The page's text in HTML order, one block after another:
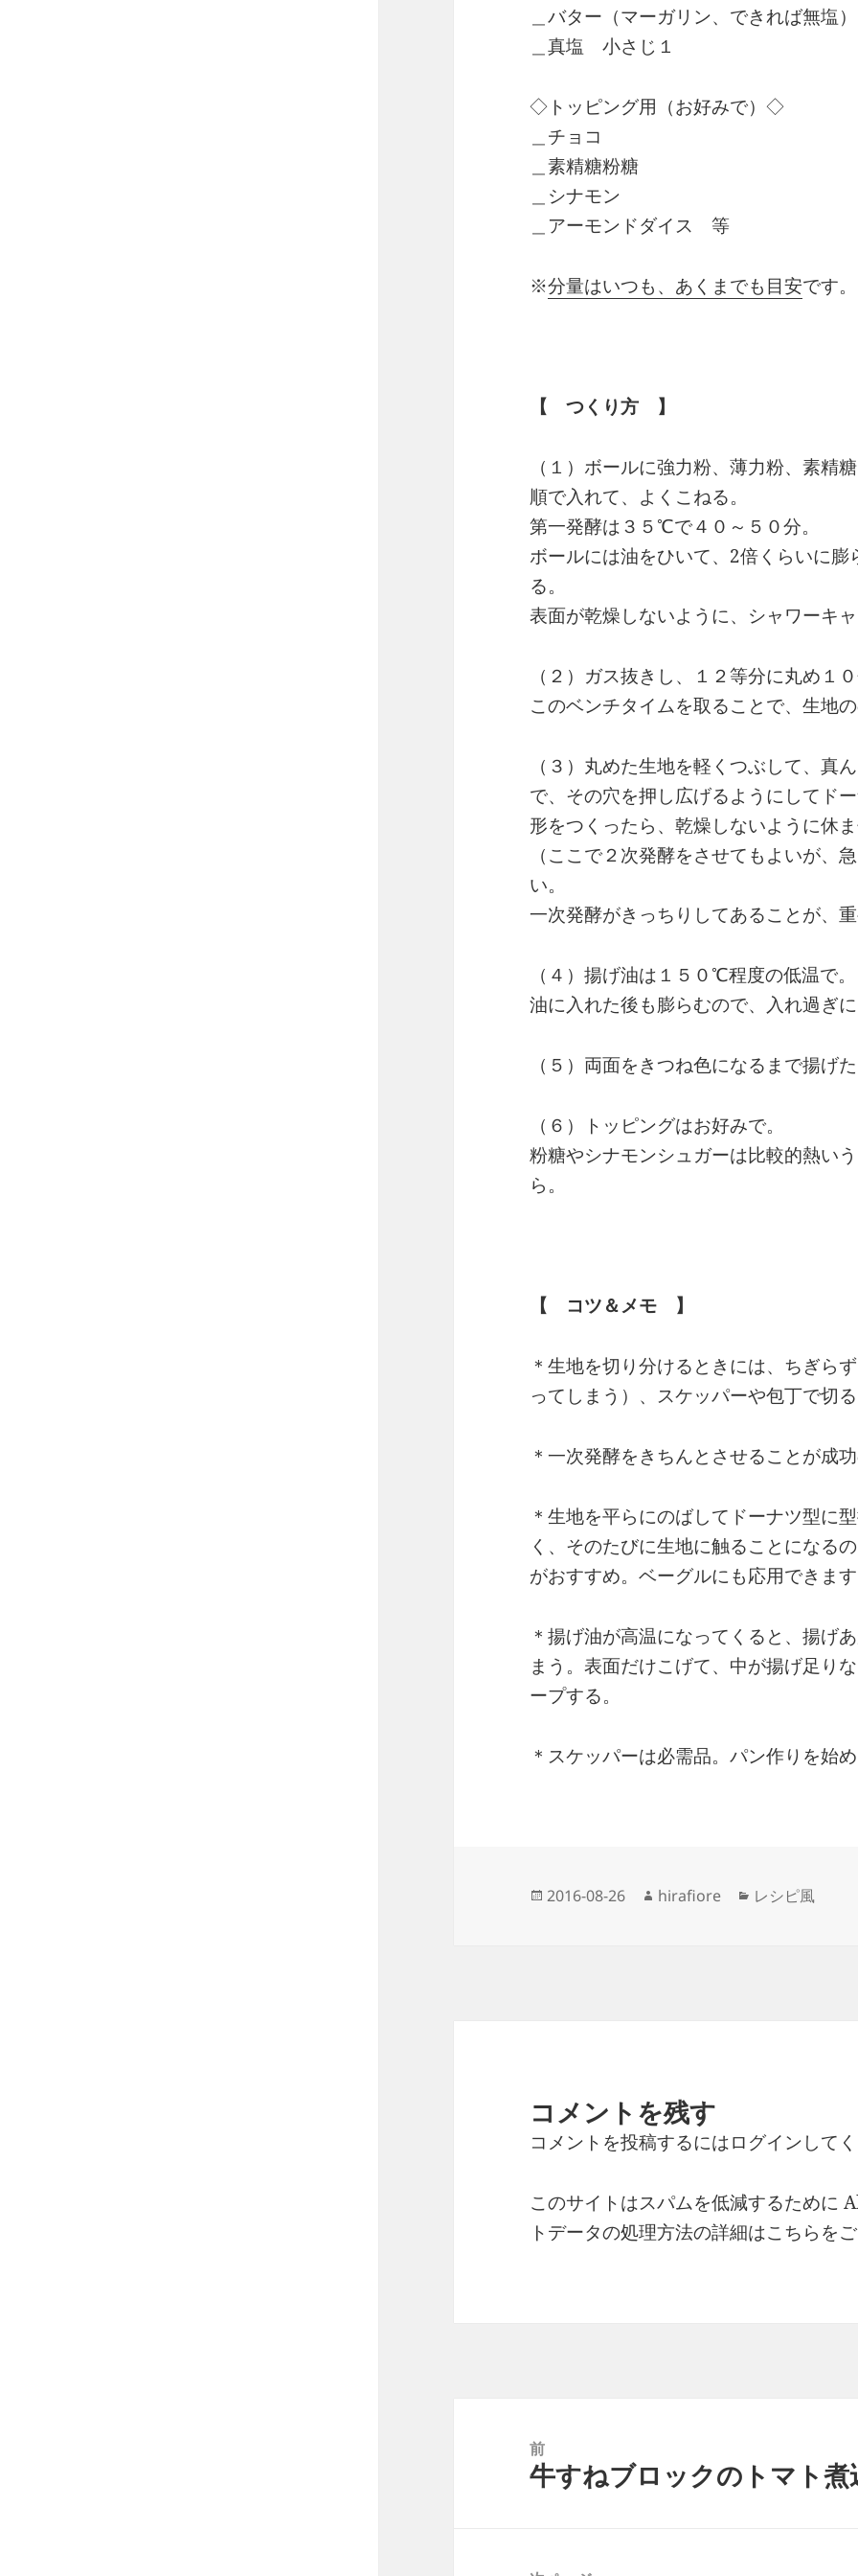
＿バター（マーガリン、できれば無
＿真塩 小さじ１
◇トッピング用（お好みで）◇
＿チョコ
＿素精糖粉糖
＿シナモン
＿アーモンドダイス 等
※分量はいつも、あくまでも目安です。
【 つくり方 】
（１）ボールに強力粉、薄力粉、素精
順で入れて、よくこねる。
第一発酵は３５℃で４０～５０分。
ボールには油をひいて、2倍くらいに
る。
表面が乾燥しないように、シャワーキ
（２）ガス抜きし、１２等分に丸め１
このベンチタイムを取ることで、生地
（３）丸めた生地を軽くつぶして、真
で、その穴を押し広げるようにしてド
形をつくったら、乾燥しないように休
（ここで２次発酵をさせてもよいが、
い。
一次発酵がきっちりしてあることが、
（４）揚げ油は１５０℃程度の低温で。
油に入れた後も膨らむので、入れ過ぎ
（５）両面をきつね色になるまで揚げ
（６）トッピングはお好みで。
粉糖やシナモンシュガーは比較的熱い
ら。
【 コツ＆メモ 】
＊生地を切り分けるときには、ちぎら
ってしまう）、スケッパーや包丁で切
＊一次発酵をきちんとさせることが成
＊生地を平らにのばしてドーナツ型に
く、そのたびに生地に触ることになる
がおすすめ。ベーグルにも応用できま
＊揚げ油が高温になってくると、揚げ
まう。表面だけこげて、中が揚げ足り
ープする。
＊スケッパーは必需品。パン作りを始
投
2016-08-26
作
hirafiore
カ
レシピ風
コメントを残す
コメントを投稿するにはログインして
このサイトはスパムを低減するために
トデータの処理方法の詳細はこちらを
前
前
牛すねブロックのトマト